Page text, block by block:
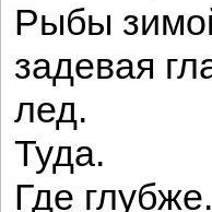
Рыбы
задевая
лед.
Туда.
Где глубже.